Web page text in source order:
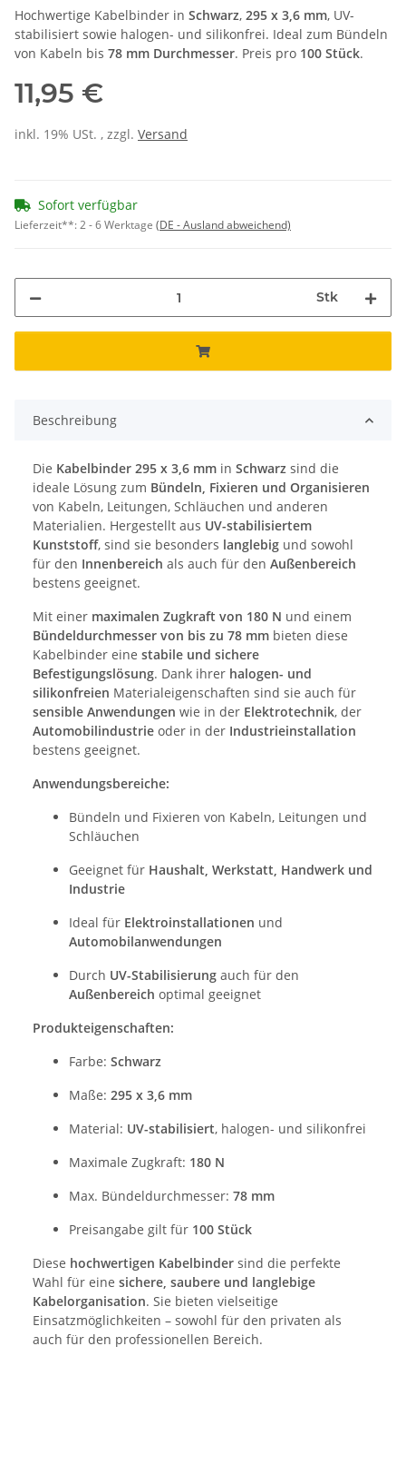
Hochwertige Kabelbinder in Schwarz, 295 x 3,6 mm, UV-
stabilisiert sowie halogen- und silikonfrei. Ideal zum Bündeln
von Kabeln bis 78 mm Durchmesser. Preis pro 100 Stück.
11,95 €
inkl. 19% USt. , zzgl. Versand
Sofort verfügbar
Lieferzeit**:2 - 6 Werktage (DE - Ausland abweichend)
Stk
Beschreibung
Die Kabelbinder 295 x 3,6 mm in Schwarz sind die
ideale Lösung zum Bündeln, Fixieren und Organisieren
von Kabeln, Leitungen, Schläuchen und anderen
Materialien. Hergestellt aus UV-stabilisiertem
Kunststoff, sind sie besonders langlebig und sowohl
für den Innenbereich als auch für den Außenbereich
bestens geeignet.
Mit einer maximalen Zugkraft von 180 N und einem
Bündeldurchmesser von bis zu 78 mm bieten diese
Kabelbinder eine stabile und sichere
Befestigungslösung. Dank ihrer halogen- und
silikonfreien Materialeigenschaften sind sie auch für
sensible Anwendungen wie in der Elektrotechnik, der
Automobilindustrie oder in der Industrieinstallation
bestens geeignet.
Anwendungsbereiche:
Bündeln und Fixieren von Kabeln, Leitungen und
Schläuchen
Geeignet für Haushalt, Werkstatt, Handwerk und
Industrie
Ideal für Elektroinstallationen und
Automobilanwendungen
Durch UV-Stabilisierung auch für den
Außenbereich optimal geeignet
Produkteigenschaften:
Farbe: Schwarz
Maße: 295 x 3,6 mm
Material: UV-stabilisiert, halogen- und silikonfrei
Maximale Zugkraft: 180 N
Max. Bündeldurchmesser: 78 mm
Preisangabe gilt für 100 Stück
Diese hochwertigen Kabelbinder sind die perfekte
Wahl für eine sichere, saubere und langlebige
Kabelorganisation. Sie bieten vielseitige
Einsatzmöglichkeiten – sowohl für den privaten als
auch für den professionellen Bereich.